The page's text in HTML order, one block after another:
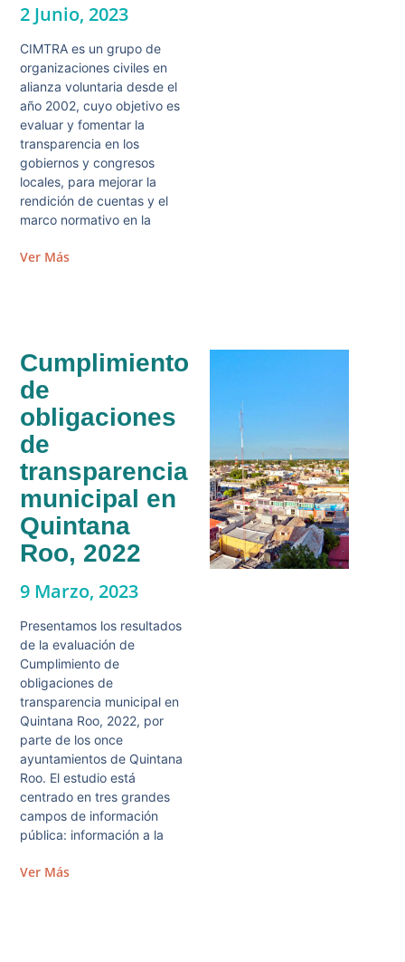
2 Junio, 2023
CIMTRA es un grupo de
organizaciones civiles en
alianza voluntaria desde el
año 2002, cuyo objetivo es
evaluar y fomentar la
transparencia en los
gobiernos y congresos
locales, para mejorar la
rendición de cuentas y el
marco normativo en la
Ver Más
Cumplimiento
de
obligaciones
de
transparencia
municipal en
Quintana
Roo, 2022
9 Marzo, 2023
Presentamos los resultados
de la evaluación de
Cumplimiento de
obligaciones de
transparencia municipal en
Quintana Roo, 2022, por
parte de los once
ayuntamientos de Quintana
Roo. El estudio está
centrado en tres grandes
campos de información
pública: información a la
Ver Más